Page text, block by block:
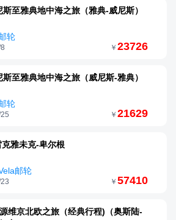
斯至雅典地中海之旅（雅典-威尼斯）
轮
￥ 23726
斯至雅典地中海之旅（威尼斯-雅典）
轮
￥ 21629
克雅未克-卑尔根
邮轮
￥ 57410
维京北欧之旅（经典行程)（奥斯陆-